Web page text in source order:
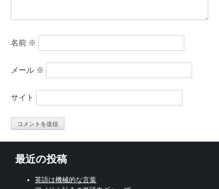
名前 ※
メール ※
サイト
最近の投稿
英語は機械的な言葉